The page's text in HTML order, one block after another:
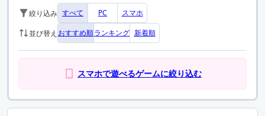
絞り込み すべて PC スマホ
並び替え おすすめ順ランキング 新着順
スマホで遊べるゲームに絞り込む